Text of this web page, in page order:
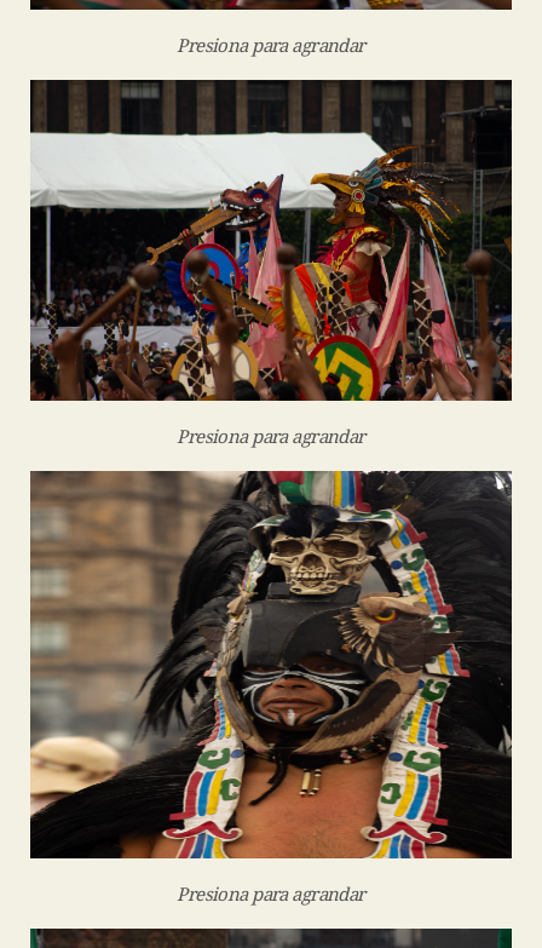
Presiona para agrandar
Presiona para agrandar
Presiona para agrandar